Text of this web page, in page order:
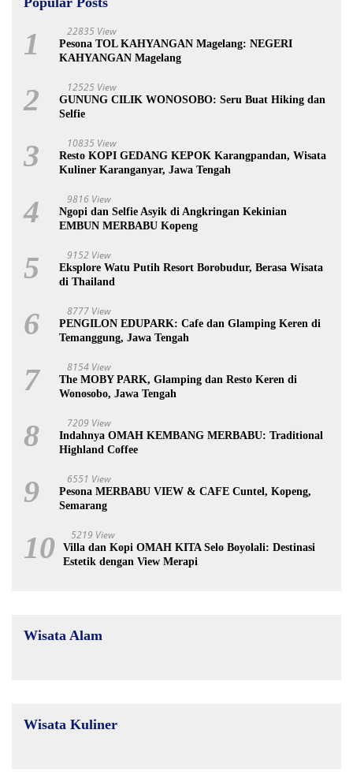
1 22835 View
Pesona TOL KAHYANGAN Magelang: NEGERI
KAHYANGAN Magelang
2 12525 View
GUNUNG CILIK WONOSOBO: Seru Buat Hiking dan
Selfie
3 10835 View
Resto KOPI GEDANG KEPOK Karangpandan, Wisata
Kuliner Karanganyar, Jawa Tengah
4 9816 View
Ngopi dan Selfie Asyik di Angkringan Kekinian
EMBUN MERBABU Kopeng
5 9152 View
Eksplore Watu Putih Resort Borobudur, Berasa Wisata
di Thailand
6 8777 View
PENGILON EDUPARK: Cafe dan Glamping Keren di
Temanggung, Jawa Tengah
7 8154 View
The MOBY PARK, Glamping dan Resto Keren di
Wonosobo, Jawa Tengah
8 7209 View
Indahnya OMAH KEMBANG MERBABU: Traditional
Highland Coffee
9 6551 View
Pesona MERBABU VIEW & CAFE Cuntel, Kopeng,
Semarang
10 5219 View
Villa dan Kopi OMAH KITA Selo Boyolali: Destinasi
Estetik dengan View Merapi
Wisata Alam
Wisata Kuliner